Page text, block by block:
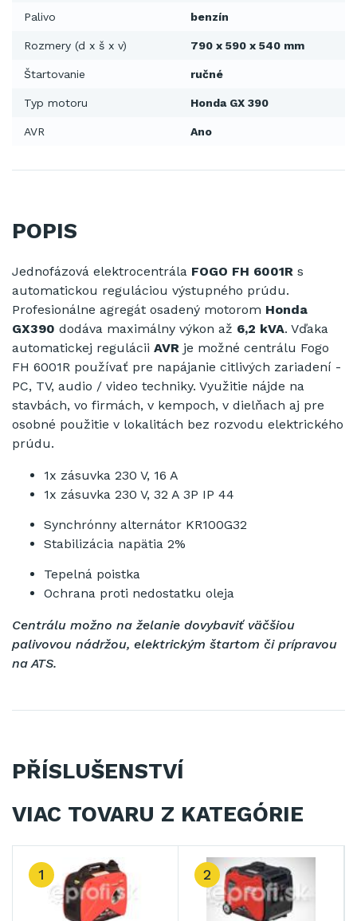
Palivo benzín
Rozmery (d x š x v) 790 x 590 x 540 mm
Štartovanie ručné
Typ motoru Honda GX 390
AVR Ano
POPIS
Jednofázová elektrocentrála FOGO FH 6001R s
automatickou reguláciou výstupného prúdu.
Profesionálne agregát osadený motorom Honda
GX390 dodáva maximálny výkon až 6,2 kVA. Vďaka
automatickej regulácii AVR je možné centrálu Fogo
FH 6001R používať pre napájanie citlivých zariadení -
PC, TV, audio / video techniky. Využitie nájde na
stavbách, vo firmách, v kempoch, v dielňach aj pre
osobné použitie v lokalitách bez rozvodu elektrického
prúdu.
1x zásuvka 230 V, 16 A
1x zásuvka 230 V, 32 A 3P IP 44
Synchrónny alternátor KR100G32
Stabilizácia napätia 2%
Tepelná poistka
Ochrana proti nedostatku oleja
Centrálu možno na želanie dovybaviť väčšiou
palivovou nádržou, elektrickým štartom či prípravou
na ATS.
PŘÍSLUŠENSTVÍ
VIAC TOVARU Z KATEGÓRIE
1 2